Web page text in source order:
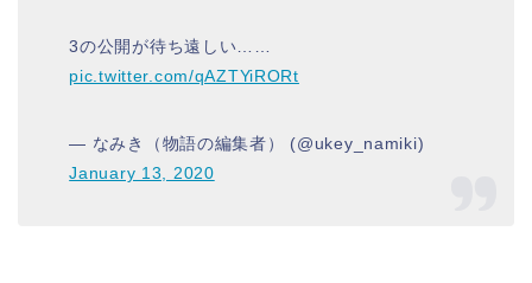
3の公開が待ち遠しい……
pic.twitter.com/qAZTYiRORt
— なみき（物語の編集者） (@ukey_namiki)
January 13, 2020